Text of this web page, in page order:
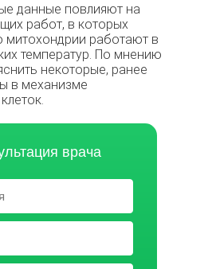
данные повлияют на
работ, в которых
митохондрии работают в
температур. По мнению
некоторые, ранее
в механизме
врача